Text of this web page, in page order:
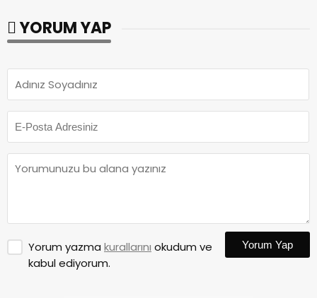
YORUM YAP
Yorum yazma kurallarını okudum ve
kabul ediyorum.
Yorum Yap